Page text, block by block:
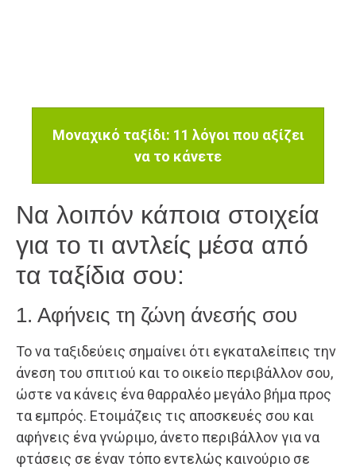
Μοναχικό ταξίδι: 11 λόγοι που αξίζει
να το κάνετε
Να λοιπόν κάποια στοιχεία
για το τι αντλείς μέσα από
τα ταξίδια σου:
1. Αφήνεις τη ζώνη άνεσής σου
Το να ταξιδεύεις σημαίνει ότι εγκαταλείπεις την
άνεση του σπιτιού και το οικείο περιβάλλον σου,
ώστε να κάνεις ένα θαρραλέο μεγάλο βήμα προς
τα εμπρός. Ετοιμάζεις τις αποσκευές σου και
αφήνεις ένα γνώριμο, άνετο περιβάλλον για να
φτάσεις σε έναν τόπο εντελώς καινούριο σε